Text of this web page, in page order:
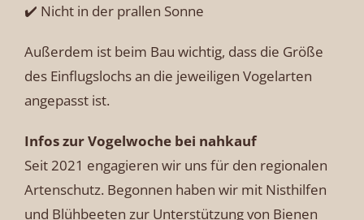
✔️ Nicht in der prallen Sonne
Außerdem ist beim Bau wichtig, dass die Größe
des Einflugslochs an die jeweiligen Vogelarten
angepasst ist.
Infos zur Vogelwoche bei nahkauf
Seit 2021 engagieren wir uns für den regionalen
Artenschutz. Begonnen haben wir mit Nisthilfen
und Blühbeeten zur Unterstützung von Bienen